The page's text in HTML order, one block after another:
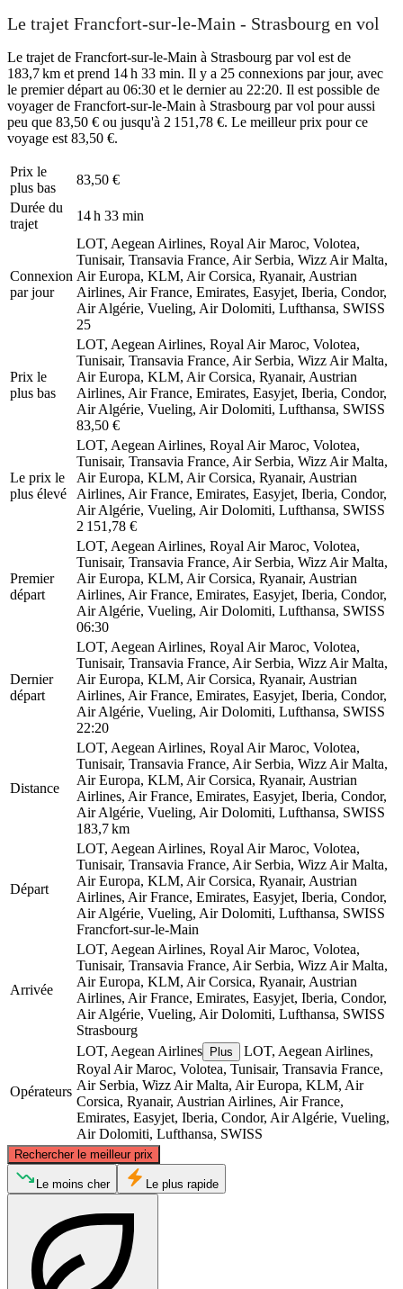
Le trajet Francfort-sur-le-Main - Strasbourg en vol
Le trajet de Francfort-sur-le-Main à Strasbourg par vol est de
183,7 km et prend 14 h 33 min. Il y a 25 connexions par jour, avec
le premier départ au 06:30 et le dernier au 22:20. Il est possible de
voyager de Francfort-sur-le-Main à Strasbourg par vol pour aussi
peu que 83,50 € ou jusqu'à 2 151,78 €. Le meilleur prix pour ce
voyage est 83,50 €.
Prix ​​le
plus bas
83,50 €
Durée du
trajet
14 h 33 min
Connexion
par jour
LOT, Aegean Airlines, Royal Air Maroc, Volotea,
Tunisair, Transavia France, Air Serbia, Wizz Air Malta,
Air Europa, KLM, Air Corsica, Ryanair, Austrian
Airlines, Air France, Emirates, Easyjet, Iberia, Condor,
Air Algérie, Vueling, Air Dolomiti, Lufthansa, SWISS
25
Prix ​​le
plus bas
LOT, Aegean Airlines, Royal Air Maroc, Volotea,
Tunisair, Transavia France, Air Serbia, Wizz Air Malta,
Air Europa, KLM, Air Corsica, Ryanair, Austrian
Airlines, Air France, Emirates, Easyjet, Iberia, Condor,
Air Algérie, Vueling, Air Dolomiti, Lufthansa, SWISS
83,50 €
Le prix le
plus élevé
LOT, Aegean Airlines, Royal Air Maroc, Volotea,
Tunisair, Transavia France, Air Serbia, Wizz Air Malta,
Air Europa, KLM, Air Corsica, Ryanair, Austrian
Airlines, Air France, Emirates, Easyjet, Iberia, Condor,
Air Algérie, Vueling, Air Dolomiti, Lufthansa, SWISS
2 151,78 €
Premier
départ
LOT, Aegean Airlines, Royal Air Maroc, Volotea,
Tunisair, Transavia France, Air Serbia, Wizz Air Malta,
Air Europa, KLM, Air Corsica, Ryanair, Austrian
Airlines, Air France, Emirates, Easyjet, Iberia, Condor,
Air Algérie, Vueling, Air Dolomiti, Lufthansa, SWISS
06:30
Dernier
départ
LOT, Aegean Airlines, Royal Air Maroc, Volotea,
Tunisair, Transavia France, Air Serbia, Wizz Air Malta,
Air Europa, KLM, Air Corsica, Ryanair, Austrian
Airlines, Air France, Emirates, Easyjet, Iberia, Condor,
Air Algérie, Vueling, Air Dolomiti, Lufthansa, SWISS
22:20
Distance
LOT, Aegean Airlines, Royal Air Maroc, Volotea,
Tunisair, Transavia France, Air Serbia, Wizz Air Malta,
Air Europa, KLM, Air Corsica, Ryanair, Austrian
Airlines, Air France, Emirates, Easyjet, Iberia, Condor,
Air Algérie, Vueling, Air Dolomiti, Lufthansa, SWISS
183,7 km
Départ
LOT, Aegean Airlines, Royal Air Maroc, Volotea,
Tunisair, Transavia France, Air Serbia, Wizz Air Malta,
Air Europa, KLM, Air Corsica, Ryanair, Austrian
Airlines, Air France, Emirates, Easyjet, Iberia, Condor,
Air Algérie, Vueling, Air Dolomiti, Lufthansa, SWISS
Francfort-sur-le-Main
Arrivée
LOT, Aegean Airlines, Royal Air Maroc, Volotea,
Tunisair, Transavia France, Air Serbia, Wizz Air Malta,
Air Europa, KLM, Air Corsica, Ryanair, Austrian
Airlines, Air France, Emirates, Easyjet, Iberia, Condor,
Air Algérie, Vueling, Air Dolomiti, Lufthansa, SWISS
Strasbourg
Opérateurs
LOT, Aegean Airlines Plus
LOT, Aegean Airlines,
Royal Air Maroc, Volotea, Tunisair, Transavia France,
Air Serbia, Wizz Air Malta, Air Europa, KLM, Air
Corsica, Ryanair, Austrian Airlines, Air France,
Emirates, Easyjet, Iberia, Condor, Air Algérie, Vueling,
Air Dolomiti, Lufthansa, SWISS
Rechercher le meilleur prix
©CARTO, ©OpenStreetMap
Le moins cher Le plus rapide